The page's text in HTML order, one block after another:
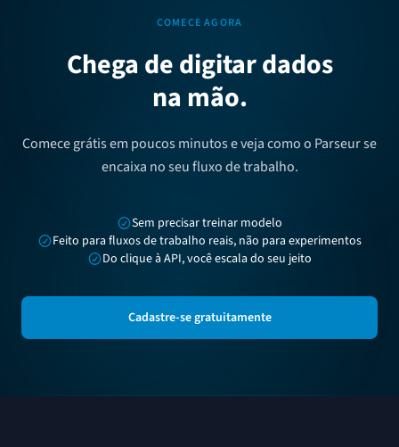
COMECE AGORA
Chega de digitar dados
na mão.
Comece grátis em poucos minutos e veja como o Parseur se
encaixa no seu fluxo de trabalho.
Sem precisar treinar modelo
Feito para fluxos de trabalho reais, não para experimentos
Do clique à API, você escala do seu jeito
Cadastre-se gratuitamente